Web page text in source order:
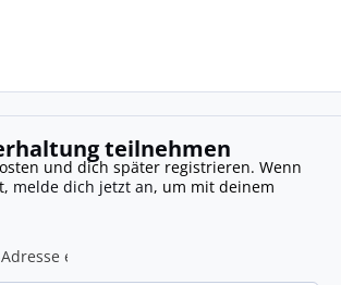
teilnehmen
und dich später registrieren. Wenn
melde dich jetzt an, um mit deinem